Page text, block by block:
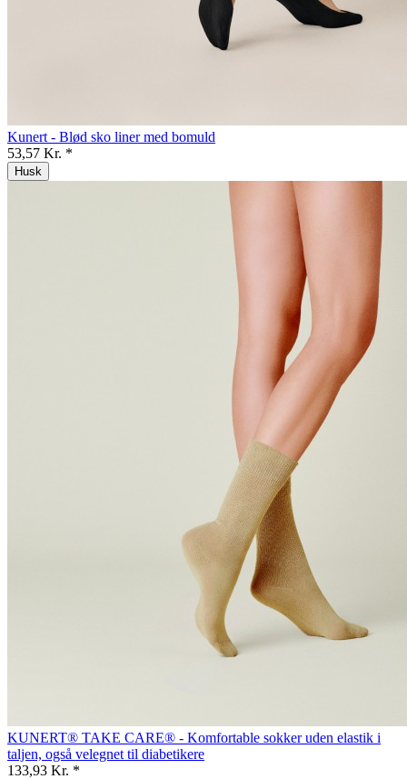
Kunert - Blød sko liner med bomuld
53,57 Kr. *
Husk
KUNERT® TAKE CARE® - Komfortable sokker uden elastik i
taljen, også velegnet til diabetikere
133,93 Kr. *